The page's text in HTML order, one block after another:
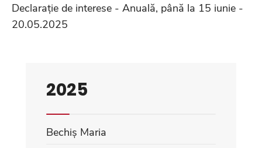
Declarație de interese - Anuală, până la 15 iunie -
20.05.2025
2025
Bechiș Maria